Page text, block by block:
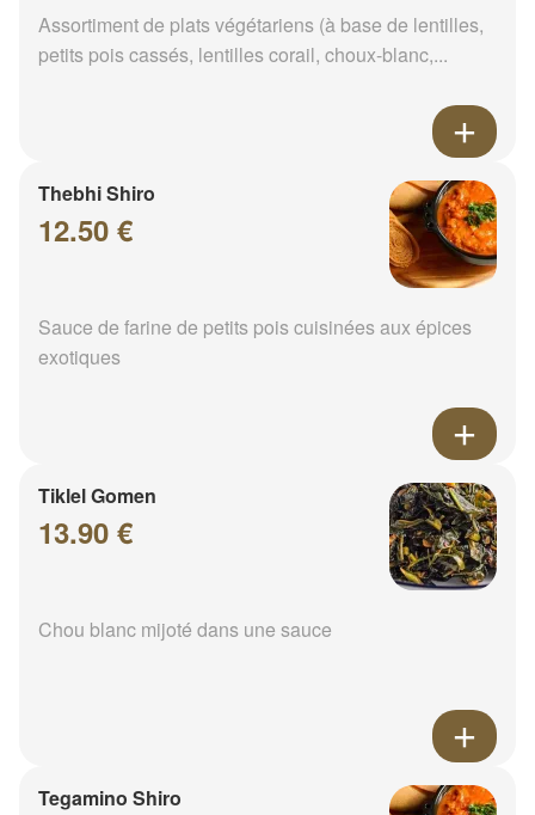
Assortiment de plats végétariens (à base de lentilles,
petits pois cassés, lentilles corail, choux-blanc,...
Thebhi Shiro
12.50 €
Sauce de farine de petits pois cuisinées aux épices
exotiques
Tiklel Gomen
13.90 €
Chou blanc mijoté dans une sauce
Tegamino Shiro